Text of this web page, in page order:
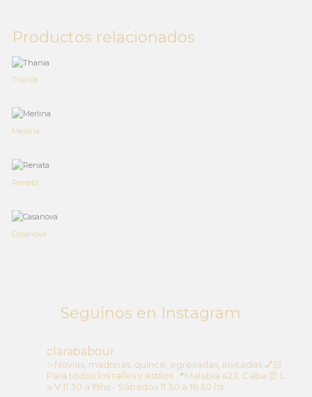
Productos relacionados
Thania
Merlina
Renata
Casanova
Seguinos en Instagram
clarababour
✨Novias, madrinas, quince, egresadas, invitadas💅🏻
Para todos los talles y estilos📍Malabia 423, Caba ⏰ L
a V 11.30 a 19hs - Sábados 11.30 a 16.30 hs